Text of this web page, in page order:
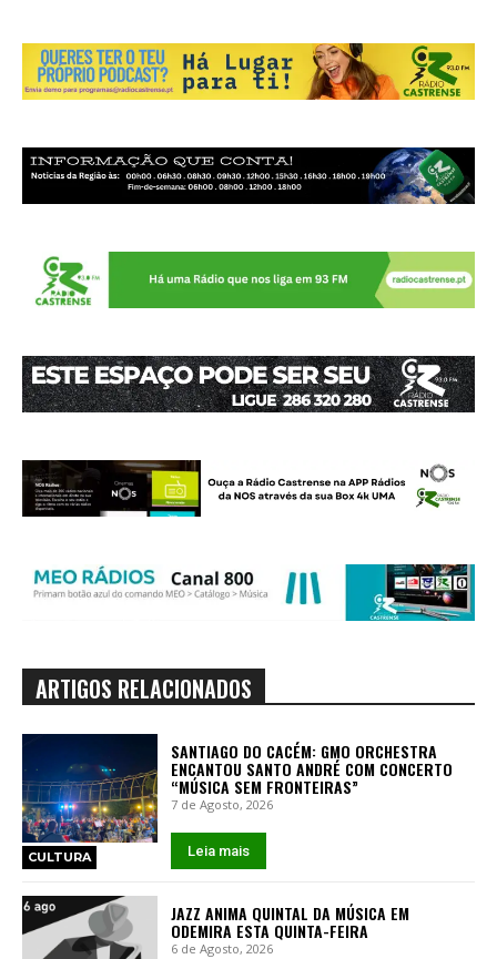
ARTIGOS RELACIONADOS
CULTURA
SANTIAGO DO CACÉM: GMO ORCHESTRA
ENCANTOU SANTO ANDRÉ COM CONCERTO
“MÚSICA SEM FRONTEIRAS”
7 de Agosto, 2026
Leia mais
JAZZ ANIMA QUINTAL DA MÚSICA EM
ODEMIRA ESTA QUINTA-FEIRA
6 de Agosto, 2026